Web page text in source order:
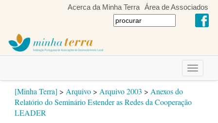
Acerca da Minha Terra Área de Associados
Toggle
[Minha Terra] > Arquivo > Arquivo 2003 > Anexos do
Relatório do Seminário Estender as Redes da Cooperação
LEADER